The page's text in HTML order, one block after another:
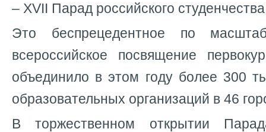
– XVII Парад российского
Это беспрецедентное по
всероссийское посвящение
объединило в этом году более 300
образовательных организаций в 46
В торжественном открытии